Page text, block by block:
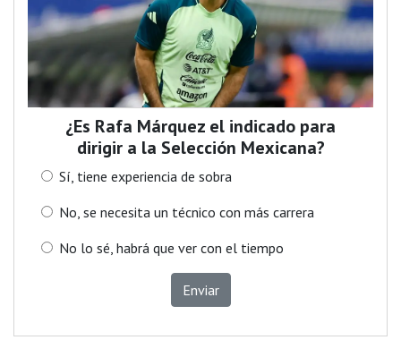
¿Es Rafa Márquez el indicado para
dirigir a la Selección Mexicana?
Sí, tiene experiencia de sobra
No, se necesita un técnico con más carrera
No lo sé, habrá que ver con el tiempo
Enviar